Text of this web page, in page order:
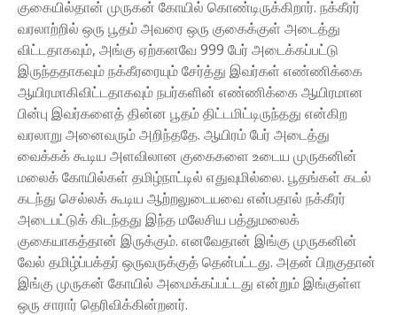
குகையில்தான் முருகன் கோயில் கொண்டிருக்கிறார். நக்கீரர்
வரலாற்றில் ஒரு பூதம் அவரை ஒரு குகைக்குள் அடைத்து
விட்டதாகவும், அங்கு ஏற்கனவே 999 பேர் அடைக்கப்பட்டு
இருந்ததாகவும் நக்கீரரையும் சேர்த்து இவர்கள் எண்ணிக்கை
ஆயிரமாகிவிட்டதாகவும் நபர்களின் எண்ணிக்கை ஆயிரமான
பின்பு இவர்களைத் தின்ன பூதம் திட்டமிட்டிருந்தது என்கிற
வரலாறு அனைவரும் அறிந்ததே. ஆயிரம் பேர் அடைத்து
வைக்கக் கூடிய அளவிலான குகைகளை உடைய முருகனின்
மலைக் கோயில்கள் தமிழ்நாட்டில் எதுவுமில்லை. பூதங்கள் கடல்
கடந்து செல்லக் கூடிய ஆற்றலுடையவை என்பதால் நக்கீரர்
அடைபட்டுக் கிடந்தது இந்த மலேசிய பத்துமலைக்
குகையாகத்தான் இருக்கும். எனவேதான் இங்கு முருகனின்
வேல் தமிழ்ப்பக்தர் ஒருவருக்குத் தென்பட்டது. அதன் பிறகுதான்
இங்கு முருகன் கோயில் அமைக்கப்பட்டது என்றும் இங்குள்ள
ஒரு சாரார் தெரிவிக்கின்றனர்.